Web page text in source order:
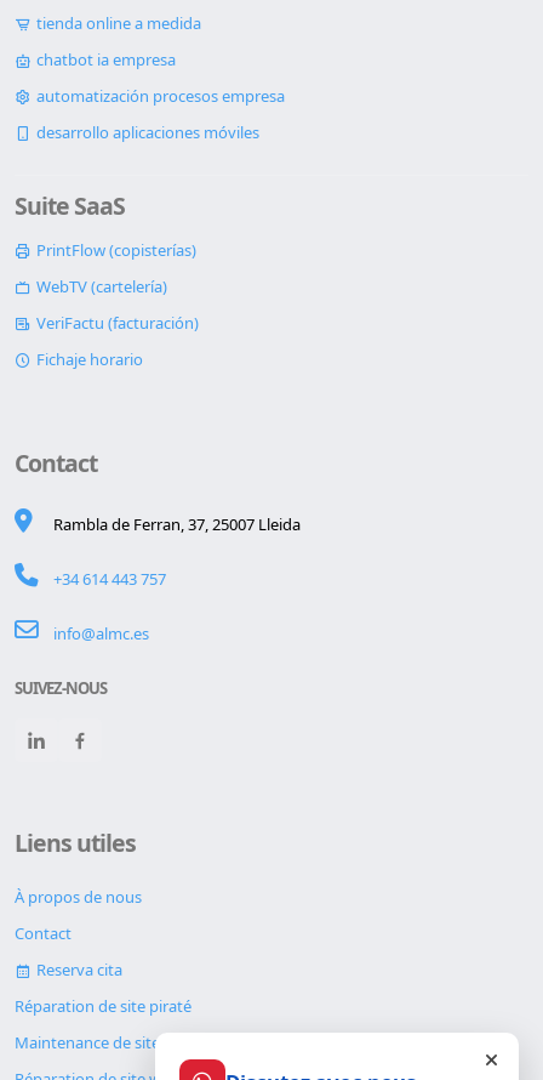
tienda online a medida
chatbot ia empresa
automatización procesos empresa
desarrollo aplicaciones móviles
Suite SaaS
PrintFlow (copisterías)
WebTV (cartelería)
VeriFactu (facturación)
Fichaje horario
Contact
Rambla de Ferran, 37, 25007 Lleida
+34 614 443 757
info@almc.es
SUIVEZ-NOUS
Liens utiles
À propos de nous
Contact
Reserva cita
Réparation de site piraté
Maintenance de site web